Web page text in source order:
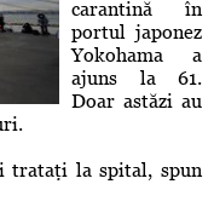
carantină în
portul japonez
Yokohama a
ajuns la 61.
Doar astăzi au
trataţi la spital, spun